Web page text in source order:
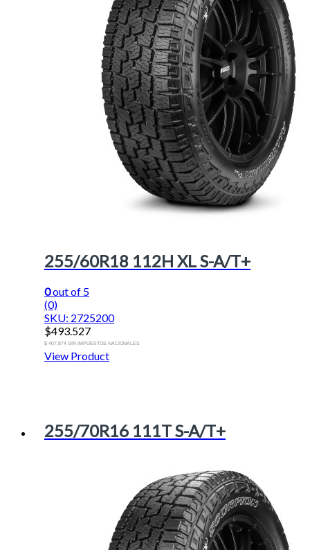
255/60R18 112H XL S-A/T+
0out of 5
(0)
SKU: 2725200
$493.527
$ 407.874 SIN IMPUESTOS NACIONALES
View Product
255/70R16 111T S-A/T+